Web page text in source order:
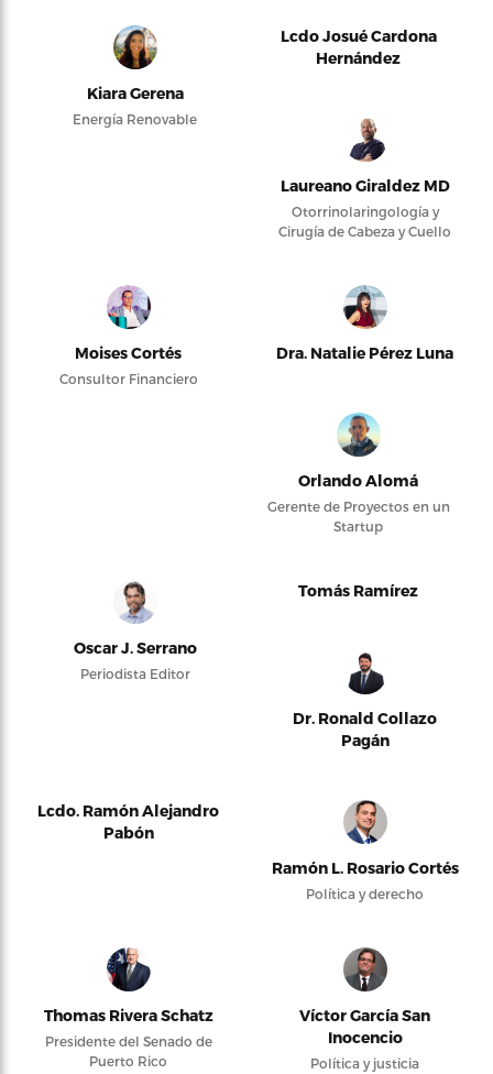
Kiara Gerena
Energía Renovable
Lcdo Josué Cardona
Hernández
Laureano Giraldez MD
Otorrinolaringología y
Cirugía de Cabeza y Cuello
Moises Cortés
Consultor Financiero
Dra. Natalie Pérez Luna
Orlando Alomá
Gerente de Proyectos en un
Startup
Oscar J. Serrano
Periodista Editor
Tomás Ramírez
Dr. Ronald Collazo
Pagán
Lcdo. Ramón Alejandro
Pabón
Ramón L. Rosario Cortés
Política y derecho
Thomas Rivera Schatz
Presidente del Senado de
Puerto Rico
Víctor García San
Inocencio
Política y justicia